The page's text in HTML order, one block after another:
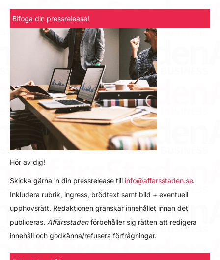
Bifoga din pressrelease!
Hör av dig!
Skicka gärna in din pressrelease till info@affarsstaden.se.
Inkludera rubrik, ingress, brödtext samt bild + eventuell
upphovsrätt. Redaktionen granskar innehållet innan det
publiceras. Affärsstadenförbehåller sig rätten att redigera
innehåll och godkänna/refusera förfrågningar.